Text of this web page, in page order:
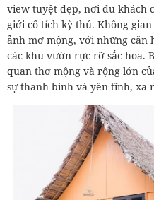
view tuyệt đẹp, nơi du khách
giới cổ tích kỳ thú. Không
ảnh mơ mộng, với những căn
các khu vườn rực rỡ sắc hoa.
quan thơ mộng và rộng lớn
sự thanh bình và yên tĩnh, xa